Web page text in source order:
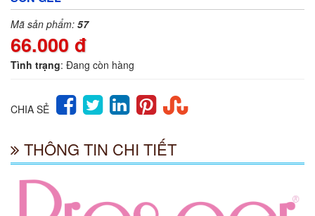
Mã sản phẩm: 57
66.000 đ
Tình trạng: Đang còn hàng
CHIA SẺ
THÔNG TIN CHI TIẾT